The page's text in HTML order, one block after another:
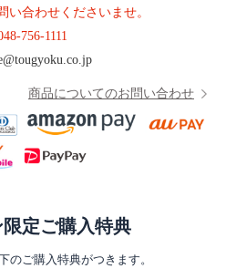
い合わせくださいませ。
756-1111
商品についてのお問い合わせ
定ご購入特典
のご購入特典がつきます。